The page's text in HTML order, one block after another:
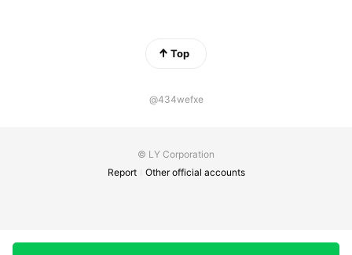
Top
@434wefxe
© LY Corporation
Report
Other official accounts